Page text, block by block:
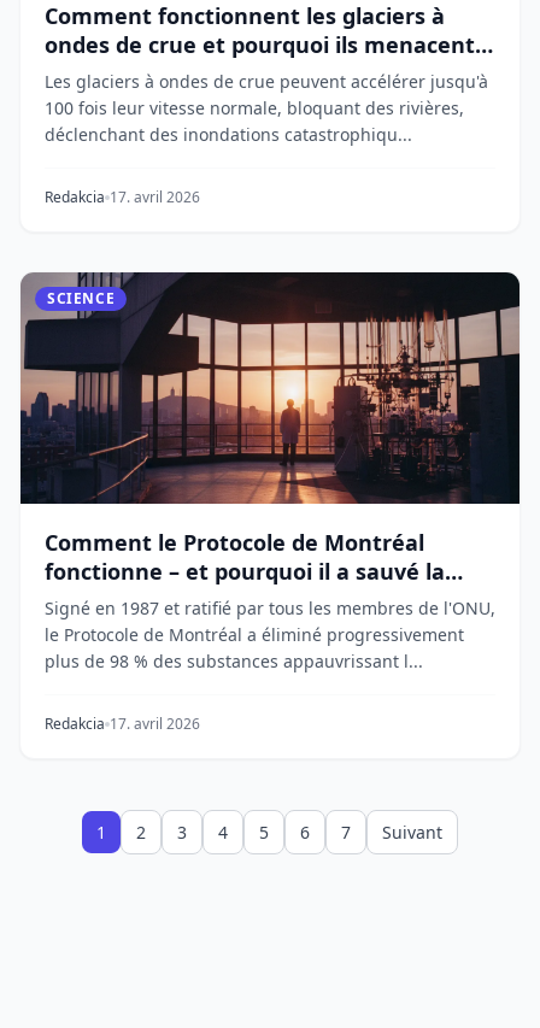
Comment fonctionnent les glaciers à
ondes de crue et pourquoi ils menacent
des millions de personnes
Les glaciers à ondes de crue peuvent accélérer jusqu'à
100 fois leur vitesse normale, bloquant des rivières,
déclenchant des inondations catastrophiqu...
Redakcia 17. avril 2026
SCIENCE
Comment le Protocole de Montréal
fonctionne – et pourquoi il a sauvé la
couche d'ozone
Signé en 1987 et ratifié par tous les membres de l'ONU,
le Protocole de Montréal a éliminé progressivement
plus de 98 % des substances appauvrissant l...
Redakcia 17. avril 2026
1 2 3 4 5 6 7 Suivant